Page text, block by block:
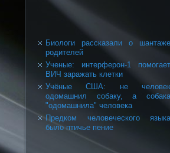
Биологи рассказали о шантаже
родителей
Ученые: интерферон-1 помогает
ВИЧ заражать клетки
Учёные США: не человек
одомашнил собаку, а собака
"одомашнила" человека
Предком человеческого языка
было птичье пение